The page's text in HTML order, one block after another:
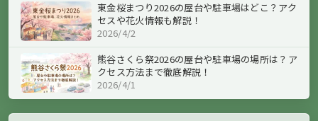
東金桜まつり2026の屋台や駐車場はどこ？アク
セスや花火情報も解説！
2026/4/2
熊谷さくら祭2026の屋台や駐車場の場所は？ア
クセス方法まで徹底解説！
2026/4/1